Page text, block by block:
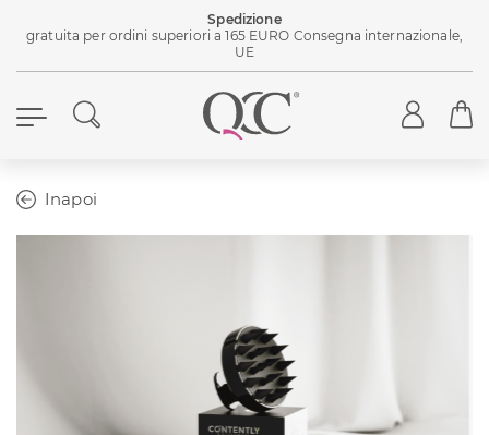
Spedizione
gratuita per ordini superiori a 165 EURO Consegna internazionale,
UE
Inapoi